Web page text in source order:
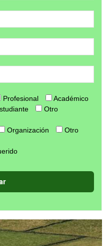
Profesional
Académico
Otro
Organización Otro